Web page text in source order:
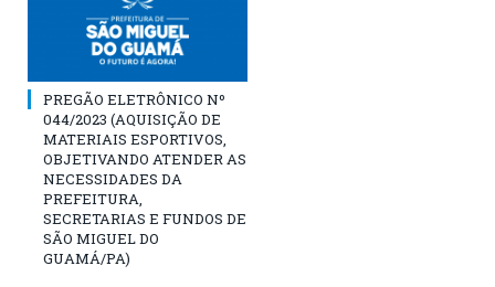
PREGÃO ELETRÔNICO Nº
044/2023 (AQUISIÇÃO DE
MATERIAIS ESPORTIVOS,
OBJETIVANDO ATENDER AS
NECESSIDADES DA
PREFEITURA,
SECRETARIAS E FUNDOS DE
SÃO MIGUEL DO
GUAMÁ/PA)